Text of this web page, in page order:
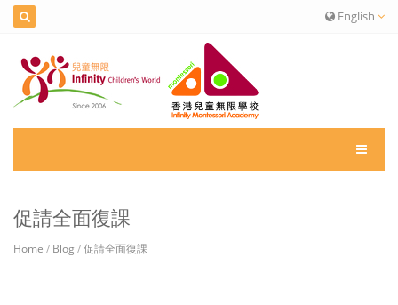
English
促請全面復課
Home / Blog /促請全面復課